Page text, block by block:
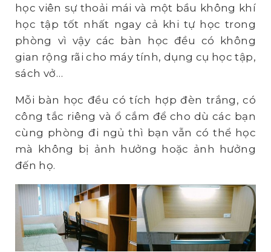
học viên sự thoải mái và một bầu không khí
học tập tốt nhất ngay cả khi tự học trong
phòng vì vậy các bàn học đều có không
gian rộng rãi cho máy tính, dụng cụ học tập,
sách vở…
Mỗi bàn học đều có tích hợp đèn trắng, có
công tắc riêng và ổ cắm để cho dù các bạn
cùng phòng đi ngủ thì bạn vẫn có thể học
mà không bị ảnh hưởng hoặc ảnh hưởng
đến họ.